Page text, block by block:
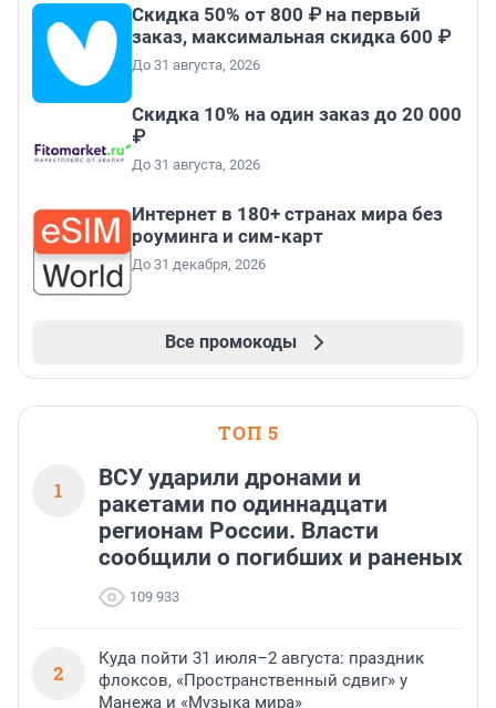
ТОП 5
1
ВСУ ударили дронами и
ракетами по одиннадцати
регионам России. Власти
сообщили о погибших и раненых
109 933
2
Куда пойти 31 июля–2 августа: праздник
флоксов, «Пространственный сдвиг» у
Манежа и «Музыка мира»
Скидка 50% от 800 ₽ на первый
заказ, максимальная скидка 600 ₽
До 31 августа, 2026
Скидка 10% на один заказ до 20 000
₽
До 31 августа, 2026
Интернет в 180+ странах мира без
роуминга и сим-карт
До 31 декабря, 2026
Все промокоды